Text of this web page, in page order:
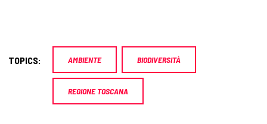
TOPICS: AMBIENTE BIODIVERSITÀ
REGIONE TOSCANA